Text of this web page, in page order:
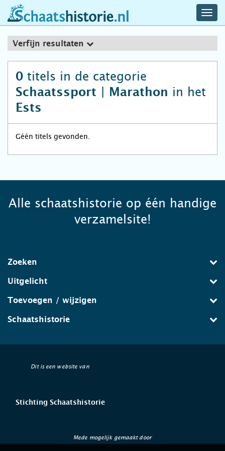
schaatshistorie.nl
Verfijn resultaten
0 titels in de categorie
Schaatssport | Marathon in het
Ests
Géén titels gevonden.
Alle schaatshistorie op één handige
verzamelsite!
Zoeken
Uitgelicht
Toevoegen / wijzigen
Schaatshistorie
Dit is een website van
Stichting Schaatshistorie
Mede mogelijk gemaakt door